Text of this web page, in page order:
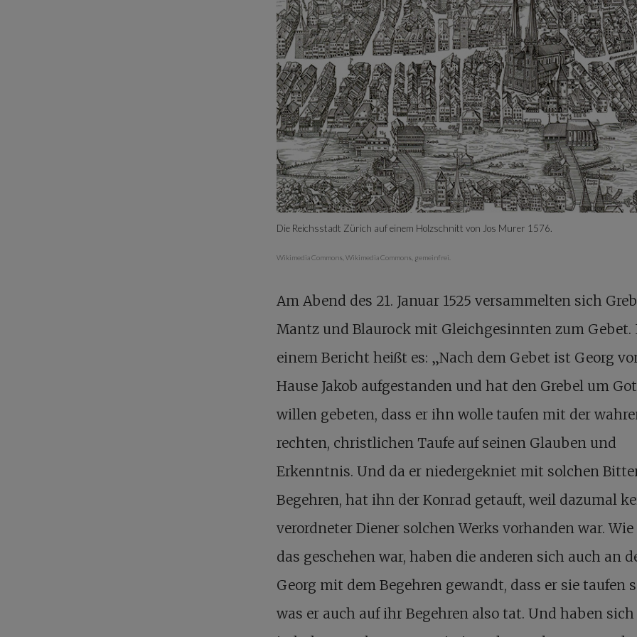
Die Reichsstadt Zürich auf einem Holzschnitt von Jos Murer 1576.
Wikimedia Commons, Wikimedia Commons, gemeinfrei.
Am Abend des 21. Januar 1525 versammelten sich
Mantz und Blaurock mit Gleichgesinnten zum Gebet.
einem Bericht heißt es: „Nach dem Gebet ist Georg
Hause Jakob aufgestanden und hat den Grebel um
willen gebeten, dass er ihn wolle taufen mit der
rechten, christlichen Taufe auf seinen Glauben und
Erkenntnis. Und da er niedergekniet mit solchen
Begehren, hat ihn der Konrad getauft, weil dazumal
verordneter Diener solchen Werks vorhanden war.
das geschehen war, haben die anderen sich auch an
Georg mit dem Begehren gewandt, dass er sie taufen
was er auch auf ihr Begehren also tat. Und haben sich